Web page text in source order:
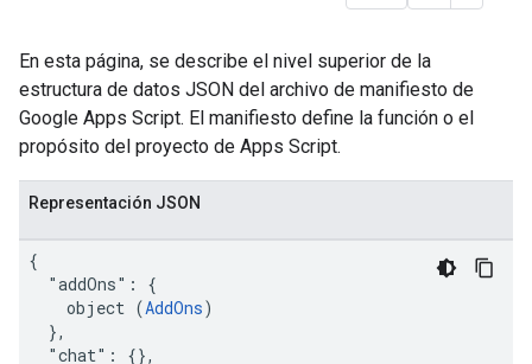
En esta página, se describe el nivel superior de la
estructura de datos JSON del archivo de manifiesto de
Google Apps Script. El manifiesto define la función o el
propósito del proyecto de Apps Script.
Representación JSON
{
  "addOns": {
    object (
AddOns)
  },
  "chat": {},